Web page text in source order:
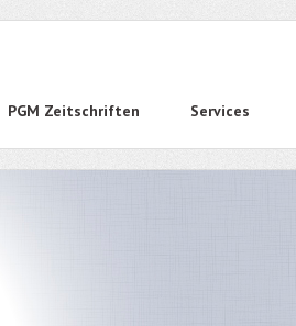
PGM Zeitschriften Services